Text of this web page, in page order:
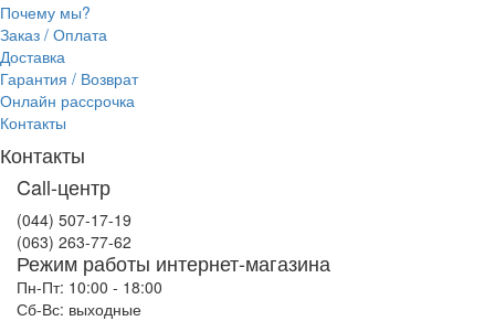
Почему мы?
Заказ / Оплата
Доставка
Гарантия / Возврат
Онлайн рассрочка
Контакты
Контакты
Call-центр
(044) 507-17-19
(063) 263-77-62
Режим работы интернет-магазина
Пн-Пт: 10:00 - 18:00
Сб-Вс: выходные